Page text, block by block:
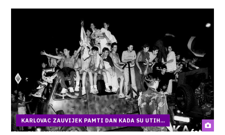
KARLOVAC ZAUVIJEK PAMTI DAN KADA SU UTIH...